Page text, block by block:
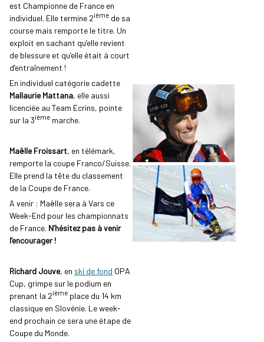
est Championne de France en
individuel. Elle termine 2ième de sa
course mais remporte le titre. Un
exploit en sachant qu’elle revient
de blessure et qu’elle était à court
d’entraînement !
En individuel catégorie cadette
Mallaurie Mattana, elle aussi
licenciée au Team Ecrins, pointe
sur la 3ième marche.
Maëlle Froissart, en télémark,
remporte la coupe Franco/Suisse.
Elle prend la tête du classement
de la Coupe de France.
A venir : Maëlle sera à Vars ce
Week-End pour les championnats
de France. N’hésitez pas à venir
l’encourager !
Richard Jouve, en ski de fond OPA
Cup, grimpe sur le podium en
prenant la 2ième place du 14 km
classique en Slovénie. Le week-
end prochain ce sera une étape de
Coupe du Monde.